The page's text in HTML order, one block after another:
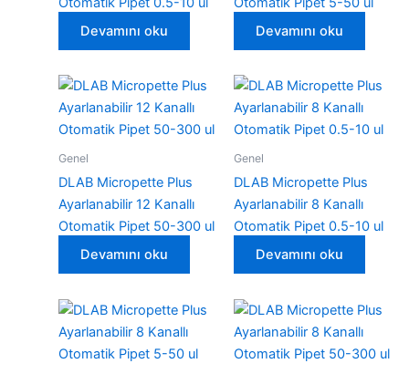
Devamını oku
Devamını oku
Genel
DLAB Micropette Plus
Ayarlanabilir 12 Kanallı
Otomatik Pipet 50-300 ul
Devamını oku
Genel
DLAB Micropette Plus
Ayarlanabilir 8 Kanallı
Otomatik Pipet 0.5-10 ul
Devamını oku